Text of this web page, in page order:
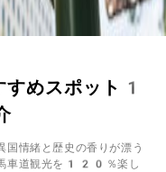
すめスポット1
国情緒と歴史の香りが漂う
馬車道観光を120％楽し